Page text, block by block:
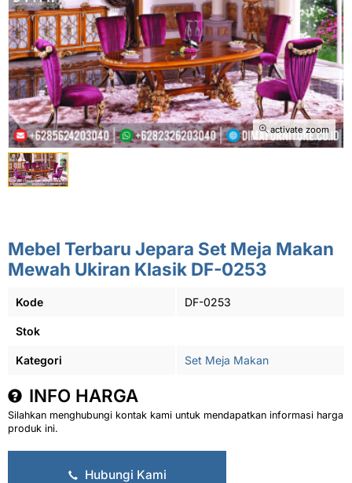
activate zoom
Mebel Terbaru Jepara Set Meja Makan
Mewah Ukiran Klasik DF-0253
Kode DF-0253
Stok
Kategori Set Meja Makan
INFO HARGA
Silahkan menghubungi kontak kami untuk mendapatkan informasi harga
produk ini.
Hubungi Kami